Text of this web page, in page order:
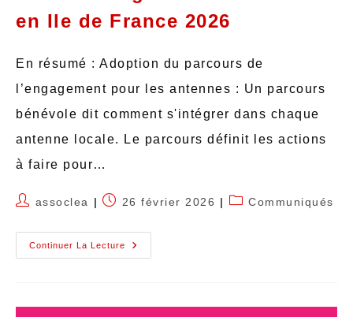
en Ile de France 2026
En résumé : Adoption du parcours de
l’engagement pour les antennes : Un parcours
bénévole dit comment s'intégrer dans chaque
antenne locale. Le parcours définit les actions
à faire pour…
assoclea 26 février 2026 Communiqués
Continuer La Lecture